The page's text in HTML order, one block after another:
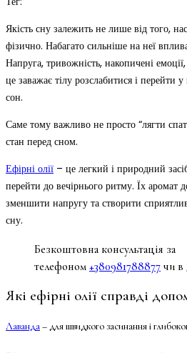
Якість сну залежить не лише від того,
фізично. Набагато сильніше на неї
Напруга, тривожність, накопичені
це заважає тілу розслабитися і перейти
сон.
Саме тому важливо не просто “лягти
стан перед сном.
Ефірні олії – це легкий і природний
перейти до вечірнього ритму. Їх аромат
зменшити напругу та створити
сну.
Безкоштовна консультація за
телефоном +380981788877 чи в
Які ефірні олії справді
Лаванда– для швидкого засинання і